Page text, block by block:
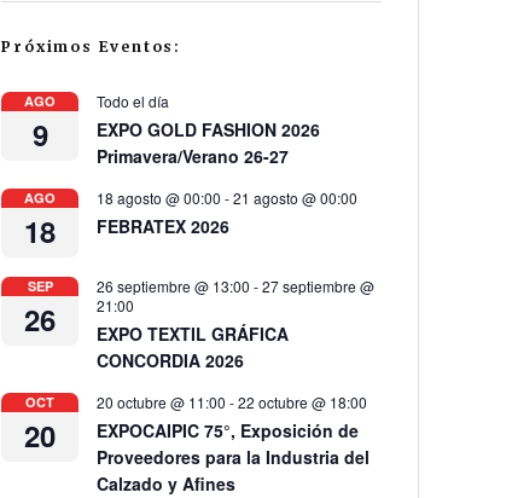
Próximos Eventos:
AGO
9
Todo el día
EXPO GOLD FASHION 2026
Primavera/Verano 26-27
AGO
18
18 agosto @ 00:00 -21 agosto @ 00:00
FEBRATEX 2026
SEP
26
26 septiembre @ 13:00 -27 septiembre @
21:00
EXPO TEXTIL GRÁFICA
CONCORDIA 2026
OCT
20
20 octubre @ 11:00 -22 octubre @ 18:00
EXPOCAIPIC 75°, Exposición de
Proveedores para la Industria del
Calzado y Afines